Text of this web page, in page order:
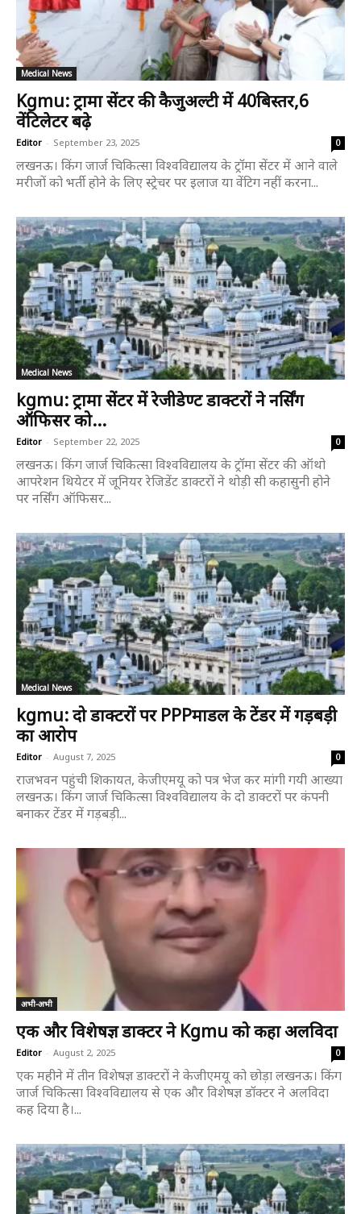
Medical News
Kgmu: ट्रामा सेंटर की कैजुअल्टी में 40बिस्तर,6
वेंटिलेटर बढ़े
Editor - September 23, 2025 0
लखनऊ। किंग जार्ज चिकित्सा विश्वविद्यालय के ट्रॉमा सेंटर में आने वाले
मरीजों को भर्ती होने के लिए स्ट्रेचर पर इलाज या वेंटिग नहीं करना...
Medical News
kgmu: ट्रामा सेंटर में रेजीडेण्ट डाक्टरों ने नर्सिंग
ऑफिसर को...
Editor - September 22, 2025 0
लखनऊ। किंग जार्ज चिकित्सा विश्वविद्यालय के ट्रॉमा सेंटर की ऑथो
आपरेशन थियेटर में जूनियर रेजिडेंट डाक्टरों ने थोड़ी सी कहासुनी होने
पर नर्सिंग ऑफिसर...
Medical News
kgmu: दो डाक्टरों पर PPPमाडल के टेंडर में गड़बड़ी
का आरोप
Editor - August 7, 2025 0
राजभवन पहुंची शिकायत, केजीएमयू को पत्र भेज कर मांगी गयी आख्या
लखनऊ। किंग जार्ज चिकित्सा विश्वविद्यालय के दो डाक्टरों पर कंपनी
बनाकर टेंडर में गड़बड़ी...
अभी-अभी
एक और विशेषज्ञ डाक्टर ने Kgmu को कहा अलविदा
Editor - August 2, 2025 0
एक महीने में तीन विशेषज्ञ डाक्टरों ने केजीएमयू को छोड़ा लखनऊ। किंग
जार्ज चिकित्सा विश्वविद्यालय से एक और विशेषज्ञ डॉक्टर ने अलविदा
कह दिया है।...